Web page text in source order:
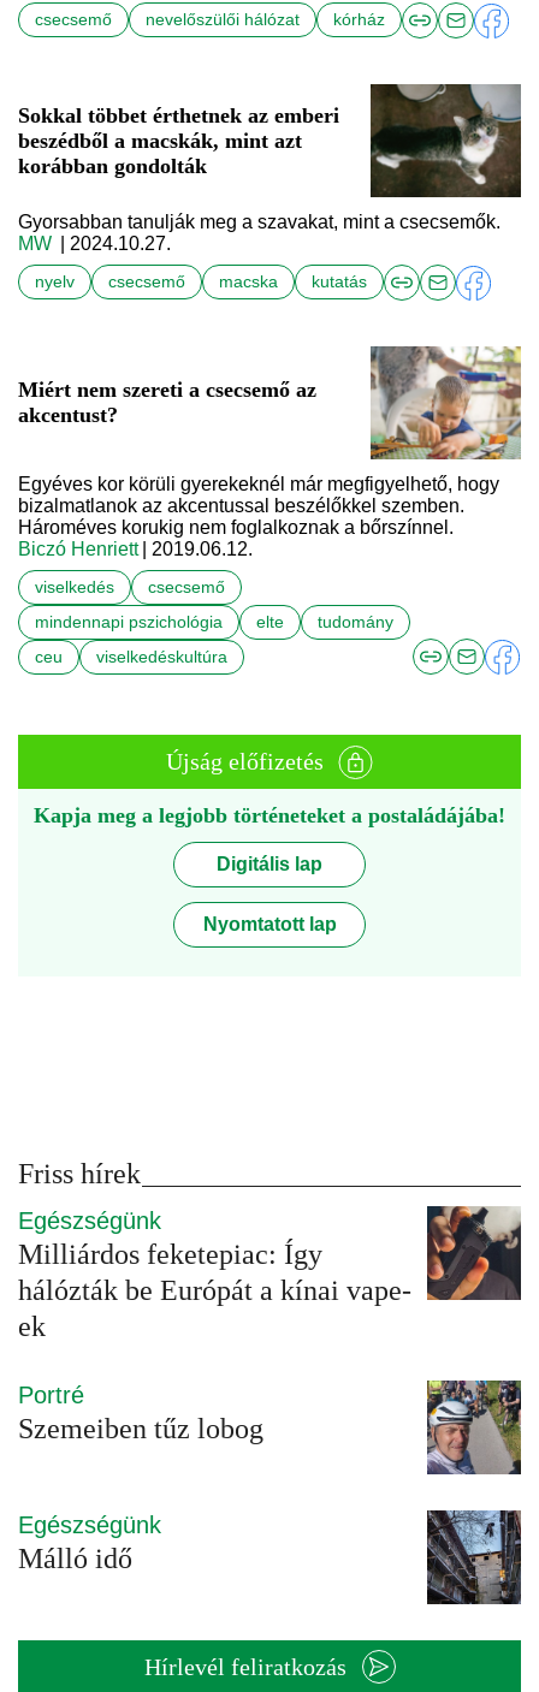
csecsemő nevelőszülői hálózat kórház
Sokkal többet érthetnek az emberi
beszédből a macskák, mint azt
korábban gondolták
Gyorsabban tanulják meg a szavakat, mint a csecsemők.
MW
| 2024.10.27.
nyelv csecsemő macska kutatás
Miért nem szereti a csecsemő az
akcentust?
Egyéves kor körüli gyerekeknél már megfigyelhető, hogy
bizalmatlanok az akcentussal beszélőkkel szemben.
Hároméves korukig nem foglalkoznak a bőrszínnel.
Biczó Henriett
| 2019.06.12.
viselkedés
csecsemő
mindennapi pszichológia
elte
tudomány
ceu
viselkedéskultúra
Újság előfizetés
Kapja meg a legjobb történeteket a postaládájába!
Digitális lap
Nyomtatott lap
Friss hírek
Egészségünk
Milliárdos feketepiac: Így
hálózták be Európát a kínai vape-
ek
Portré
Szemeiben tűz lobog
Egészségünk
Málló idő
Hírlevél feliratkozás